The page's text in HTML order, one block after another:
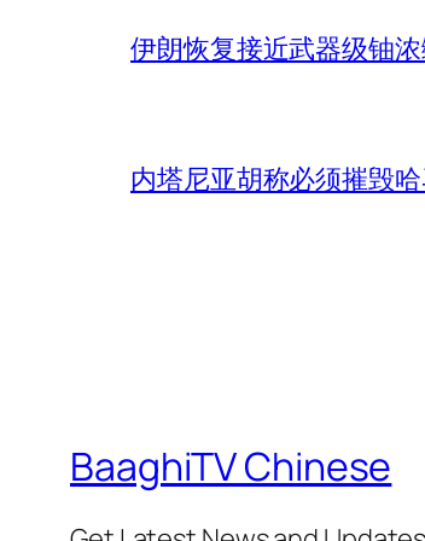
伊朗恢复接近武器级铀
内塔尼亚胡称必须摧毁
BaaghiTV Chinese